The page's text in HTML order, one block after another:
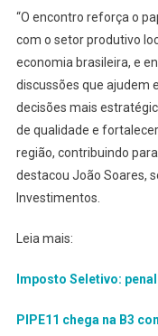
“O encontro reforça o
com o setor produtivo
economia brasileira, e
discussões que ajudem
decisões mais
de qualidade e
região, contribuindo
destacou João Soares,
Investimentos.
Leia mais:
Imposto Seletivo:
PIPE11 chega na B3